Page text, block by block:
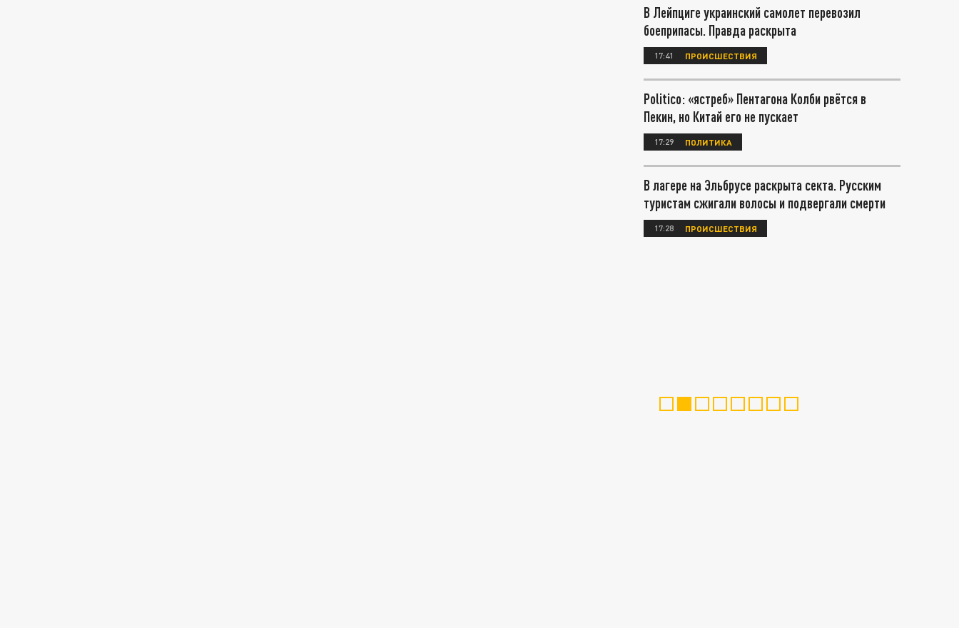
В Лейпциге украинский самолет перевозил
боеприпасы. Правда раскрыта
17:41 ПРОИСШЕСТВИЯ
Politico: «ястреб» Пентагона Колби рвётся в
Пекин, но Китай его не пускает
17:29 ПОЛИТИКА
В лагере на Эльбрусе раскрыта секта. Русским
туристам сжигали волосы и подвергали смерти
17:28 ПРОИСШЕСТВИЯ